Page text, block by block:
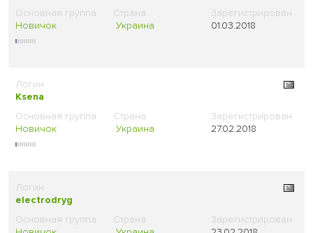
Новичок Украина 01.03.2018
Ksena
Новичок Украина 27.02.2018
electrodryg